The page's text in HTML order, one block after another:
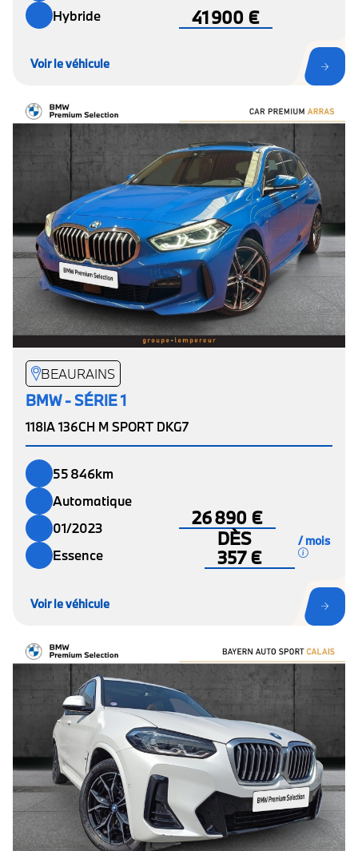
Hybride
41 900 €
Voir le véhicule
BEAURAINS
BMW - SÉRIE 1
118IA 136CH M SPORT DKG7
55 846km
Automatique
01/2023
Essence
26 890 €
DÈS
357 €
/ mois
Voir le véhicule